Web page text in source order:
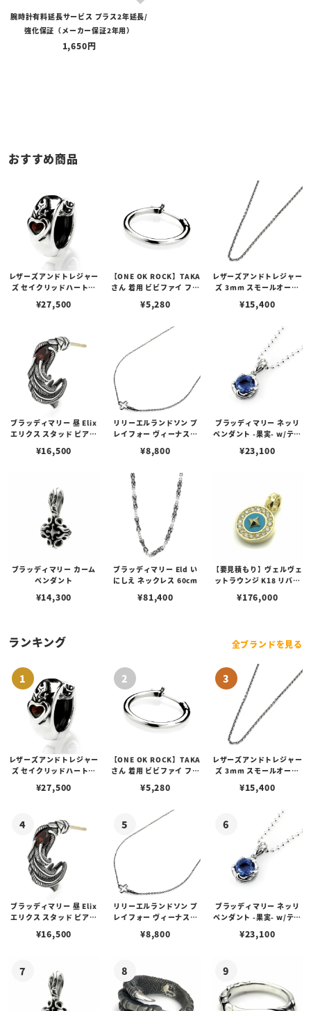
価格
腕時計有料延長サービス プラス2年延長/
強化保証（メーカー保証2年用）
1,650
おすすめ商品
レザーズアンドトレジャー
ズ セイクリッドハートピ
¥27,500
【ONE OK ROCK】TAKA
さん 着用 ビビファイ フー
¥5,280
レザーズアンドトレジャー
ズ 3mm スモールオーバ
ブスタークラスプ＆LTロ
¥15,400
ブラッディマリー 昼 Elix
エリクス スタッド ピアス
¥16,500
リリーエルランドソン プ
レイフォー ヴィーナスチ
¥8,800
ブラッディマリー ネッリ
ペンダント -果実- w/ティ
¥23,100
ブラッディマリー カーム
ペンダント
¥14,300
ブラッディマリー Eld い
にしえ ネックレス 60cm
¥81,400
【要見積もり】ヴェルヴェ
ットラウンジ K18 リバテ
ターコイズ
¥176,000
ランキング 全ブランドを見る
レザーズアンドトレジャー
ズ セイクリッドハートピ
¥27,500
【ONE OK ROCK】TAKA
さん 着用 ビビファイ フー
¥5,280
レザーズアンドトレジャー
ズ 3mm スモールオーバ
ブスタークラスプ＆LTロ
¥15,400
ブラッディマリー 昼 Elix
エリクス スタッド ピアス
¥16,500
リリーエルランドソン プ
レイフォー ヴィーナスチ
¥8,800
ブラッディマリー ネッリ
ペンダント -果実- w/ティ
¥23,100